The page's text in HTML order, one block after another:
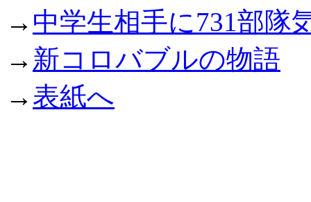
→ 中学生相手に731部隊
→ 新コロバブルの物語
→ 表紙へ